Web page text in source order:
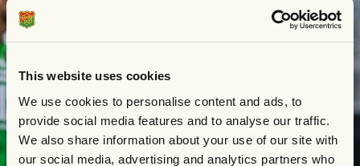
This website uses cookies
We use cookies to personalise content and ads, to
provide social media features and to analyse our traffic.
We also share information about your use of our site with
our social media, advertising and analytics partners who